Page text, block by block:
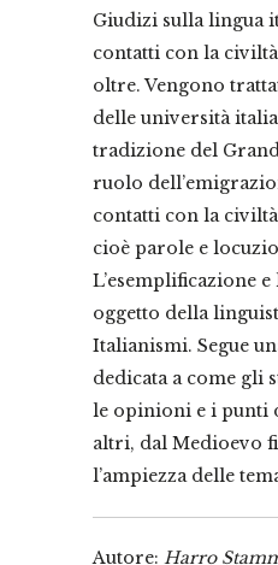
Giudizi sulla lingua
contatti con la
oltre. Vengono
delle università
tradizione del
ruolo
contatti con la
cioè parole e
L’esemplificazione
oggetto della
Italianismi. Segue
dedicata a come gli
le opinioni e i punti
altri, dal Medioevo
l’ampiezza delle
Autore: Harro